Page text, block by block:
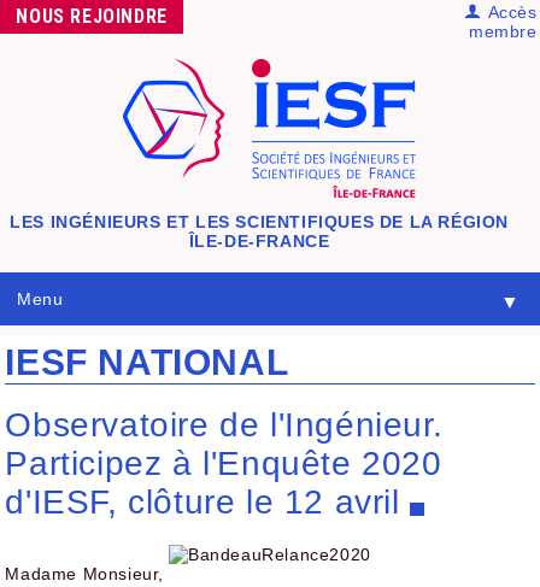
LES INGÉNIEURS ET LES SCIENTIFIQUES DE LA RÉGION
ÎLE-DE-FRANCE
Accès
membre
NOUS REJOINDRE
Menu ▼
IESF NATIONAL
Observatoire de l'Ingénieur.
Participez à l'Enquête 2020
d'IESF, clôture le 12 avril
Madame Monsieur,